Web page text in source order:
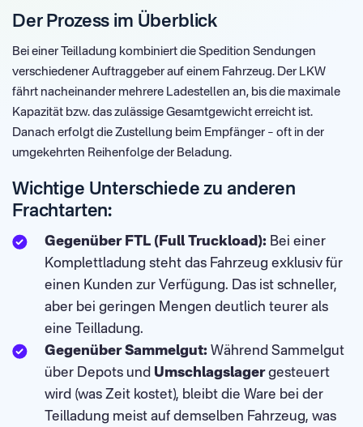
Der Prozess im Überblick
Bei einer Teilladung kombiniert die Spedition Sendungen
verschiedener Auftraggeber auf einem Fahrzeug. Der LKW
fährt nacheinander mehrere Ladestellen an, bis die maximale
Kapazität bzw. das zulässige Gesamtgewicht erreicht ist.
Danach erfolgt die Zustellung beim Empfänger – oft in der
umgekehrten Reihenfolge der Beladung.
Wichtige Unterschiede zu anderen
Frachtarten:
Gegenüber FTL (Full Truckload): Bei einer
Komplettladung steht das Fahrzeug exklusiv für
einen Kunden zur Verfügung. Das ist schneller,
aber bei geringen Mengen deutlich teurer als
eine Teilladung.
Gegenüber Sammelgut: Während Sammelgut
über Depots und Umschlagslagergesteuert
wird (was Zeit kostet), bleibt die Ware bei der
Teilladung meist auf demselben Fahrzeug, was